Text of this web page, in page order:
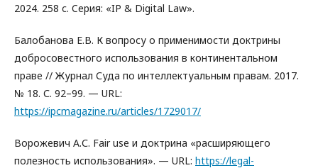
2024. 258 с. Cерия: «IP & Digital Law».
Балобанова Е.В. К вопросу о применимости доктрины
добросовестного использования в континентальном
праве // Журнал Суда по интеллектуальным правам. 2017.
№ 18. С. 92–99. — URL:
https://ipcmagazine.ru/articles/1729017/
Ворожевич А.С. Fair use и доктрина «расширяющего
полезность использования». — URL: https://legal-